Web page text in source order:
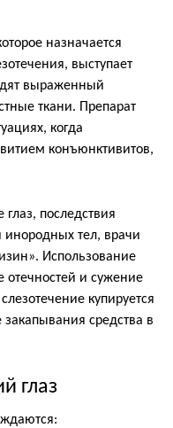
назначается
выступает
выраженный
ткани. Препарат
когда
конъюнктивитов,
последствия
инородных тел, врачи
Использование
отечностей и сужение
купируется
средства в
глаз